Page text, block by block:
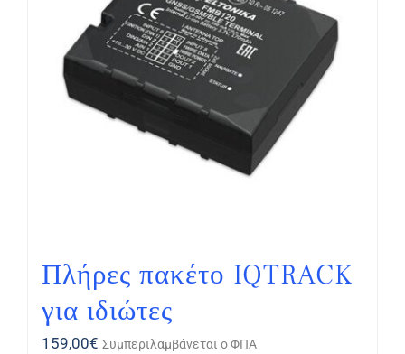
Πλήρες πακέτο IQTRACK
για ιδιώτες
159,00€ Συμπεριλαμβάνεται ο ΦΠΑ